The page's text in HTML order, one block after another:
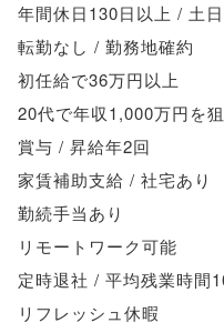
年間休日130日以上 / 土
転勤なし / 勤務地確約
初任給で36万円以上
20代で年収1,000万円を
賞与 / 昇給年2回
家賃補助支給 / 社宅あり
勤続手当あり
リモートワーク可能
定時退社 / 平均残業時間
リフレッシュ休暇